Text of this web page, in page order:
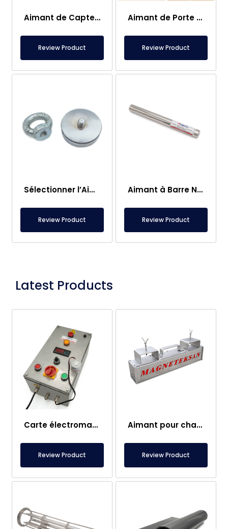
Aimant de Capteur – 2×2 mm
Review Product
Aimant de Porte de Caravane
Review Product
Sélectionner l’Aimant de Pêche – Aimant Puissant de Sauvetage en Mer
Review Product
Aimant à Barre Neodyme Ø25×250 mm – Connexion M8 Femelle d’un Côté
Review Product
Latest Products
Carte électromagnétique
Review Product
Aimant pour chariot élévateur – Entièrement en inox – Distance effective de 10 cm – Libération facile avec poignée
Review Product